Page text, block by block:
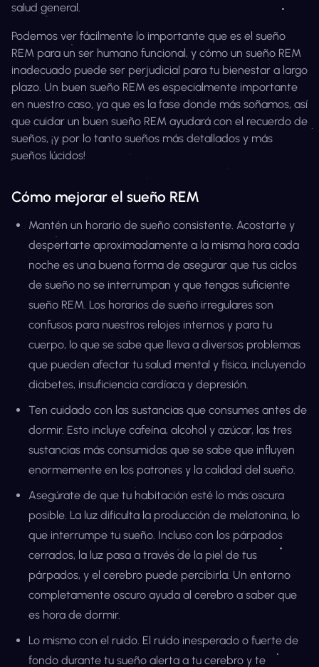
salud general.
Podemos ver fácilmente lo importante que es el sueño
REM para un ser humano funcional, y cómo un sueño REM
inadecuado puede ser perjudicial para tu bienestar a largo
plazo. Un buen sueño REM es especialmente importante
en nuestro caso, ya que es la fase donde más soñamos, así
que cuidar un buen sueño REM ayudará con el recuerdo de
sueños, ¡y por lo tanto sueños más detallados y más
sueños lúcidos!
Cómo mejorar el sueño REM
Mantén un horario de sueño consistente. Acostarte y
despertarte aproximadamente a la misma hora cada
noche es una buena forma de asegurar que tus ciclos
de sueño no se interrumpan y que tengas suficiente
sueño REM. Los horarios de sueño irregulares son
confusos para nuestros relojes internos y para tu
cuerpo, lo que se sabe que lleva a diversos problemas
que pueden afectar tu salud mental y física, incluyendo
diabetes, insuficiencia cardíaca y depresión.
Ten cuidado con las sustancias que consumes antes de
dormir. Esto incluye cafeína, alcohol y azúcar, las tres
sustancias más consumidas que se sabe que influyen
enormemente en los patrones y la calidad del sueño.
Asegúrate de que tu habitación esté lo más oscura
posible. La luz dificulta la producción de melatonina, lo
que interrumpe tu sueño. Incluso con los párpados
cerrados, la luz pasa a través de la piel de tus
párpados, y el cerebro puede percibirla. Un entorno
completamente oscuro ayuda al cerebro a saber que
es hora de dormir.
Lo mismo con el ruido. El ruido inesperado o fuerte de
fondo durante tu sueño alerta a tu cerebro y te